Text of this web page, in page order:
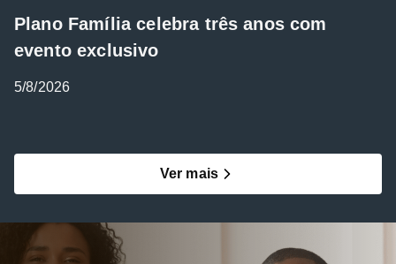
Plano Família celebra três anos com
evento exclusivo
5/8/2026
Ver mais